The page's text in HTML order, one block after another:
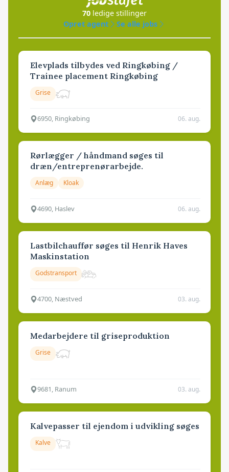
70 ledige stillinger
Opret agent
Se alle jobs
Elevplads tilbydes ved Ringkøbing /
Trainee placement Ringkøbing
Grise
6950, Ringkøbing 06. aug.
Rørlægger / håndmand søges til
dræn/entreprenørarbejde.
Anlæg Kloak
4690, Haslev 06. aug.
Lastbilchauffør søges til Henrik Haves
Maskinstation
Godstransport
4700, Næstved 03. aug.
Medarbejdere til griseproduktion
Grise
9681, Ranum 03. aug.
Kalvepasser til ejendom i udvikling søges
Kalve